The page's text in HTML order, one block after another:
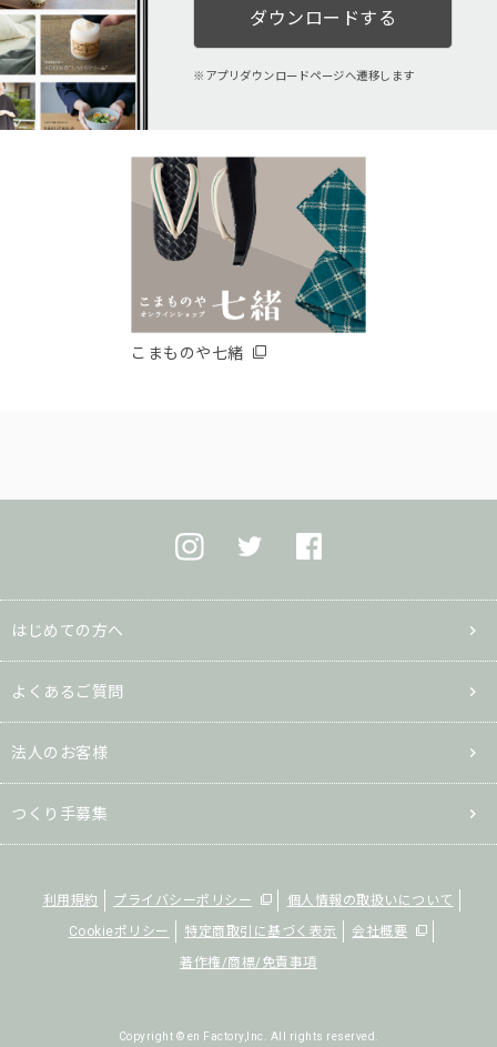
ダウンロードする
アプリダウンロードページへ遷移します
こまものや七緒
はじめての方へ
よくあるご質問
法人のお客様
つくり手募集
利用規約 プライバシーポリシー
個人情報の取扱いについて
Cookieポリシー
特定商取引に基づく表示
会社概要
著作権/商標/免責事項
Copyright © en Factory,Inc. All rights reserved.